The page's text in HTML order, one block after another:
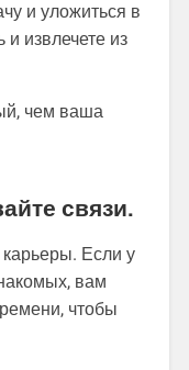
и уложиться в
и извлечете из
чем ваша
связи.
карьеры. Если у
вам
чтобы